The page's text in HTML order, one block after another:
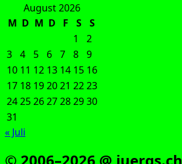
August 2026
M D M D F S
S
1
2
3 4 5 6 7 8 9
10 11 12 13 14 15 16
17 18 192021 2223
24252627282930
31
« Juli